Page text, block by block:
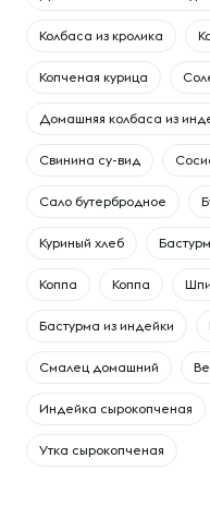
Колбаса из кролика
Копченая курица
Домашняя колбаса из
Свинина су-вид
Сало бутербродное
Куриный хлеб
Коппа Коппа
Бастурма из индейки
Смалец домашний
Индейка сырокопченая
Утка сырокопченая